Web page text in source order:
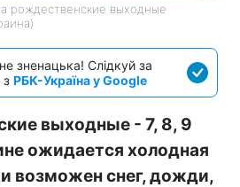
рождественские выходные
зненацька! Слідкуй за
з РБК-Україна у Google
выходные - 7, 8, 9
ожидается холодная
возможен снег, дожди,